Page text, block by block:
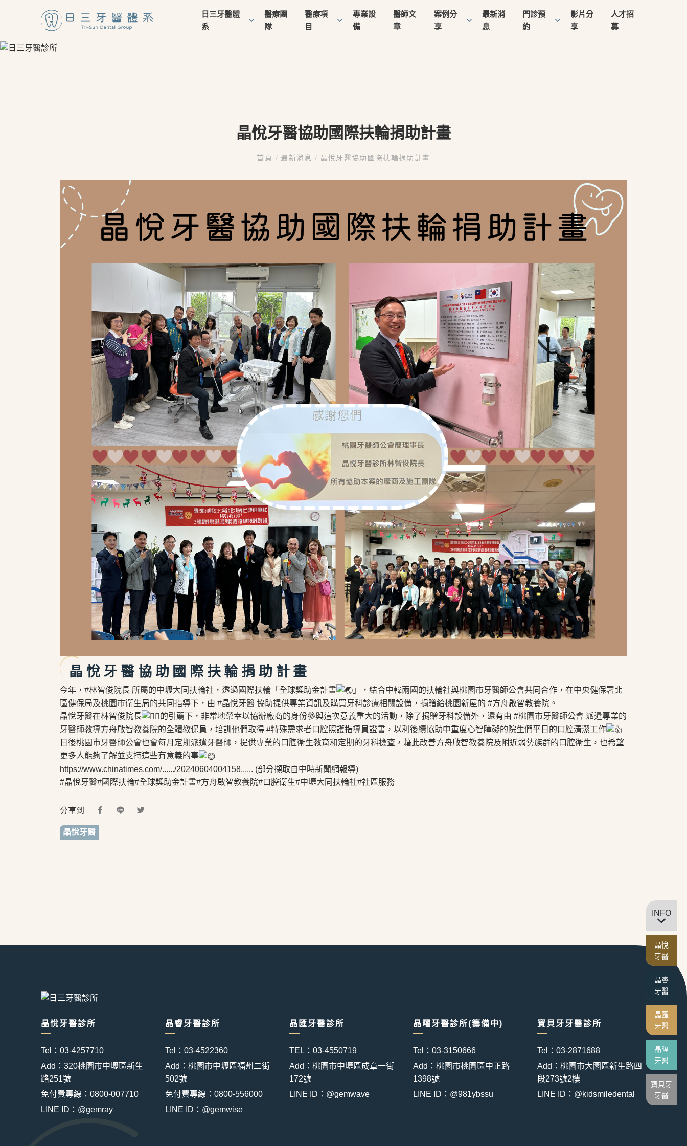
日三牙醫體
系
醫療團
隊
醫療項
目
專業設
備
醫師文
章
案例分
享
最新消
息
門診預
約
影片分
享
人才招
募
晶悅牙醫協助國際扶輪捐助計畫
首頁 / 最新消息 / 晶悅牙醫協助國際扶輪捐助計畫
晶悅牙醫協助國際扶輪捐助計畫
今年， #林智俊院長 所屬的中壢大同扶輪社，透過國際扶輪「全球獎助金計畫
」，結合中韓兩國的扶輪社與桃園市牙醫師公會共同合作，在中央健保署北
區健保局及桃園市衛生局的共同指導下，由 #晶悅牙醫 協助提供專業資訊及購買牙科診療相關設備，捐贈給桃園新屋的 #方舟啟智教養院 。
晶悅牙醫在林智俊院長
的引薦下，非常地榮幸以協辦廠商的身份參與這次意義重大的活動，除了捐贈牙科設備外，還有由 #桃園市牙醫師公會 派遣專業的
牙醫師教導方舟啟智教養院的全體教保員，培訓他們取得 #特殊需求者口腔照護指導員證書 ，以利後續協助中重度心智障礙的院生們平日的口腔清潔工作
日後桃園市牙醫師公會也會每月定期派遣牙醫師，提供專業的口腔衛生教育和定期的牙科檢查，藉此改善方舟啟智教養院及附近弱勢族群的口腔衛生，也希望
更多人能夠了解並支持這些有意義的事
https://www.chinatimes.com/....../20240604004158...... (部分擷取自中時新聞網報導)
#晶悅牙醫#國際扶輪#全球獎助金計畫#方舟啟智教養院#口腔衛生#中壢大同扶輪社#社區服務
分享到
晶悅牙醫
晶悅牙醫診所
Tel：03-4257710
Add：320桃園市中壢區新生
路251號
免付費專線：0800-007710
LINE ID：@gemray
晶睿牙醫診所
Tel：03-4522360
Add：桃園市中壢區福州二街
502號
免付費專線：0800-556000
LINE ID：@gemwise
晶匯牙醫診所
TEL：03-4550719
Add：桃園市中壢區成章一街
172號
LINE ID：@gemwave
晶曜牙醫診所(籌備中)
Tel：03-3150666
Add：桃園市桃園區中正路
1398號
LINE ID：@981ybssu
寶貝牙牙醫診所
Tel：03-2871688
Add：桃園市大園區新生路四
段273號2樓
LINE ID：@kidsmiledental
INFO
晶悅
牙醫
晶睿
牙醫
晶匯
牙醫
晶曜
牙醫
寶貝牙
牙醫